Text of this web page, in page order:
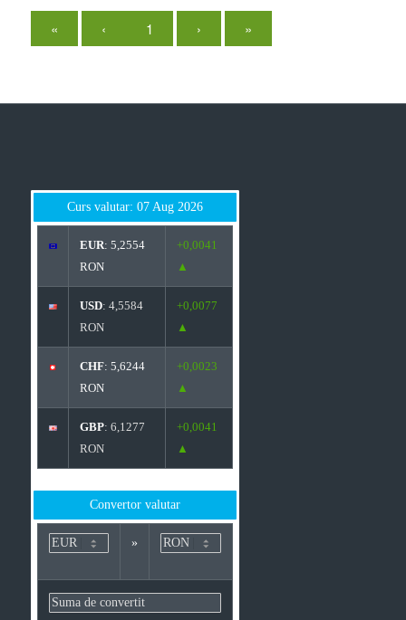
« ‹ 1 › »
Curs valutar: 07 Aug 2026
EUR: 5,2554
RON
+0,0041
▲
USD: 4,5584
RON
+0,0077
▲
CHF: 5,6244
RON
+0,0023
▲
GBP: 6,1277
RON
+0,0041
▲
Convertor valutar
»